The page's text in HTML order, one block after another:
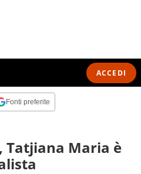
ACCEDI
Fonti preferite
Tatjiana Maria è